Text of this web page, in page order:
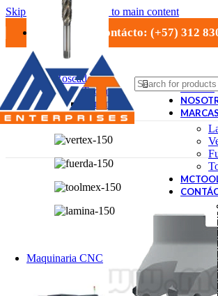
Skip to navigation Skip to main content
Números de contácto: (+57) 312
Roscado
Toolmex
Lamina
Vertex
Maquinaria CNC
TIENDA
MARCAS